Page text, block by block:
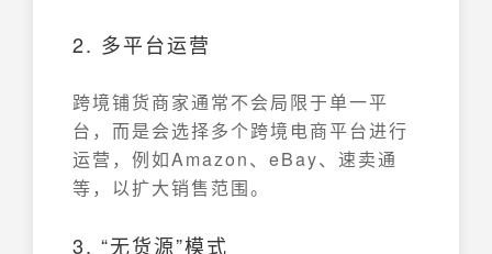
2. 多平台运营
跨境铺货商家通常不会局限于单一平
台，而是会选择多个跨境电商平台进行
运营，例如Amazon、eBay、速卖通
等，以扩大销售范围。
3. “无货源”模式